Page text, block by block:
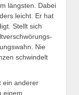
längsten. Dabei
leicht. Er hat
Stellt sich
Nie
schwindelt
ein anderer
einem